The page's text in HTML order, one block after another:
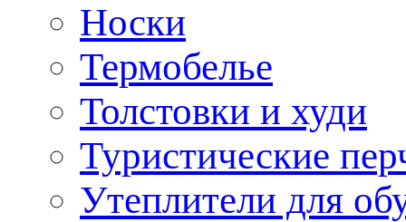
Носки
Термобелье
Толстовки и худи
Туристические
Утеплители для